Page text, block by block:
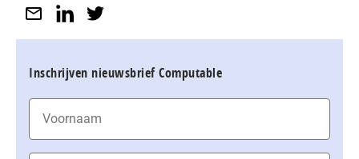
Inschrijven nieuwsbrief Computable